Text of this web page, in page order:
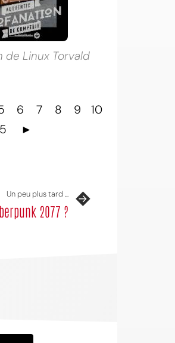
de Linux Torvald
6 7 8 9
10
►
Un peu plus tard ...
2077 ?